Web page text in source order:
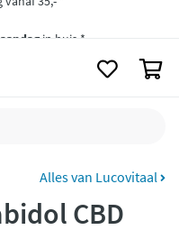
bezorgdAlles van Lucovitaal
CBD